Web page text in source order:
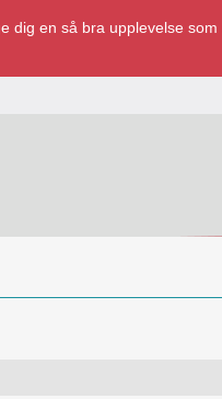
dig en så bra upplevelse